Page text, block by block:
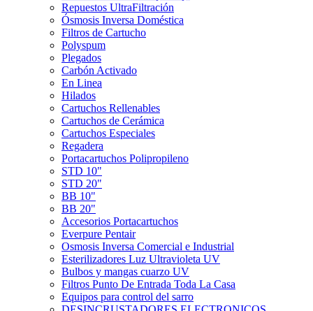
Repuestos UltraFiltración
Ósmosis Inversa Doméstica
Filtros de Cartucho
Polyspum
Plegados
Carbón Activado
En Linea
Hilados
Cartuchos Rellenables
Cartuchos de Cerámica
Cartuchos Especiales
Regadera
Portacartuchos Polipropileno
STD 10"
STD 20"
BB 10"
BB 20"
Accesorios Portacartuchos
Everpure Pentair
Osmosis Inversa Comercial e Industrial
Esterilizadores Luz Ultravioleta UV
Bulbos y mangas cuarzo UV
Filtros Punto De Entrada Toda La Casa
Equipos para control del sarro